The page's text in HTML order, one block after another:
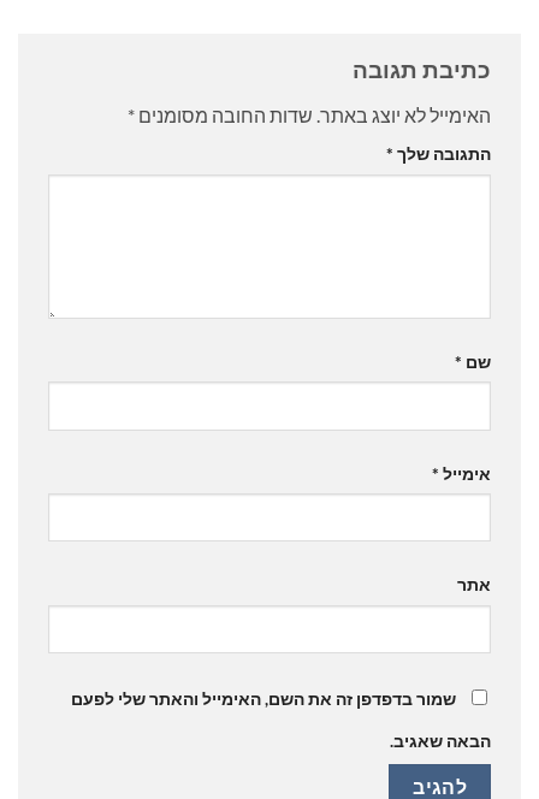
כתיבת תגובה
האימייל לא יוצג באתר. שדות החובה מסומנים *
התגובה שלך *
שם *
אימייל *
אתר
שמור בדפדפן זה את השם, האימייל והאתר שלי לפעם
הבאה שאגיב.